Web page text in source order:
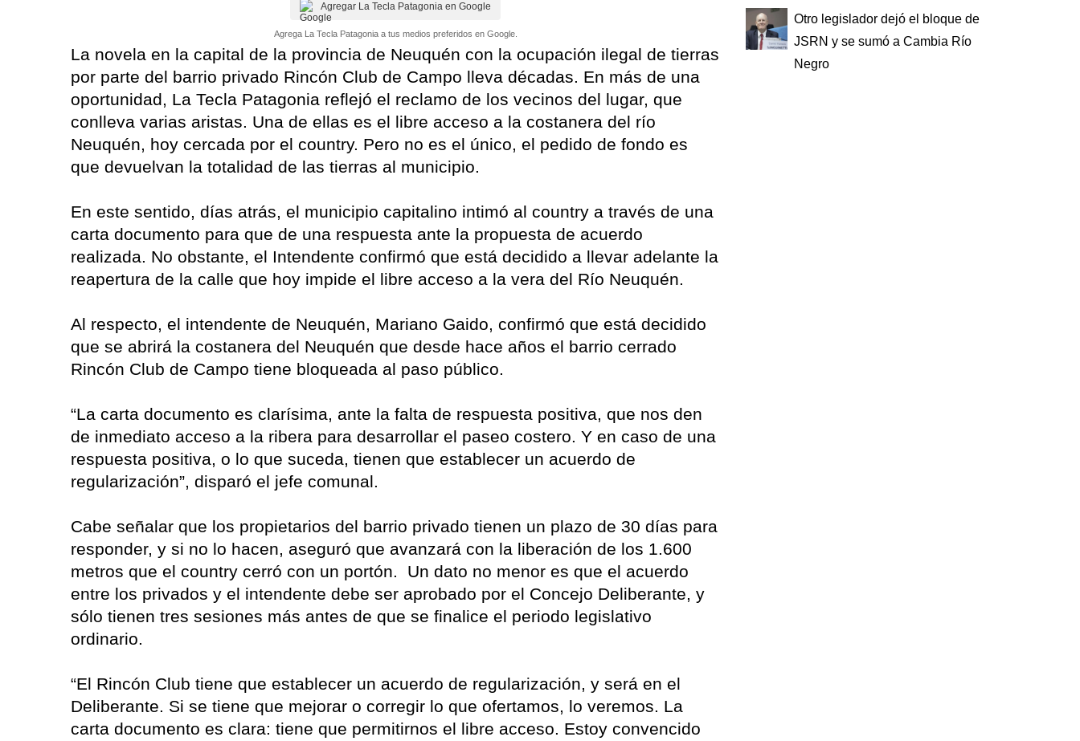
Agregar La Tecla Patagonia en Google
Agrega La Tecla Patagonia a tus medios preferidos en Google.
La novela en la capital de la provincia de Neuquén con la ocupación ilegal de tierras
por parte del barrio privado Rincón Club de Campo lleva décadas. En más de una
oportunidad, La Tecla Patagonia reflejó el reclamo de los vecinos del lugar, que
conlleva varias aristas. Una de ellas es el libre acceso a la costanera del río
Neuquén, hoy cercada por el country. Pero no es el único, el pedido de fondo es
que devuelvan la totalidad de las tierras al municipio.
En este sentido, días atrás, el municipio capitalino intimó al country a través de una
carta documento para que de una respuesta ante la propuesta de acuerdo
realizada. No obstante, el Intendente confirmó que está decidido a llevar adelante la
reapertura de la calle que hoy impide el libre acceso a la vera del Río Neuquén.
Al respecto, el intendente de Neuquén, Mariano Gaido, confirmó que está decidido
que se abrirá la costanera del Neuquén que desde hace años el barrio cerrado
Rincón Club de Campo tiene bloqueada al paso público.
“La carta documento es clarísima, ante la falta de respuesta positiva, que nos den
de inmediato acceso a la ribera para desarrollar el paseo costero. Y en caso de una
respuesta positiva, o lo que suceda, tienen que establecer un acuerdo de
regularización”, disparó el jefe comunal.
Cabe señalar que los propietarios del barrio privado tienen un plazo de 30 días para
responder, y si no lo hacen, aseguró que avanzará con la liberación de los 1.600
metros que el country cerró con un portón. Un dato no menor es que el acuerdo
entre los privados y el intendente debe ser aprobado por el Concejo Deliberante, y
sólo tienen tres sesiones más antes de que se finalice el periodo legislativo
ordinario.
“El Rincón Club tiene que establecer un acuerdo de regularización, y será en el
Deliberante. Si se tiene que mejorar o corregir lo que ofertamos, lo veremos. La
carta documento es clara: tiene que permitirnos el libre acceso. Estoy convencido
Otro legislador dejó el bloque de
JSRN y se sumó a Cambia Río
Negro